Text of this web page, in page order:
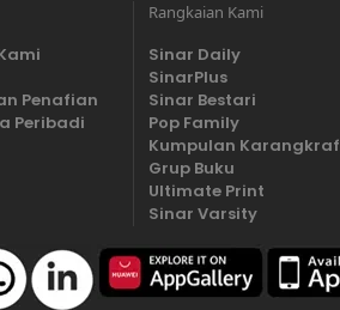
Penafian
Peribadi
Rangkaian Kami
Sinar Daily
SinarPlus
Sinar Bestari
Pop Family
Kumpulan Karangkraf
Grup Buku
Ultimate Print
Sinar Varsity